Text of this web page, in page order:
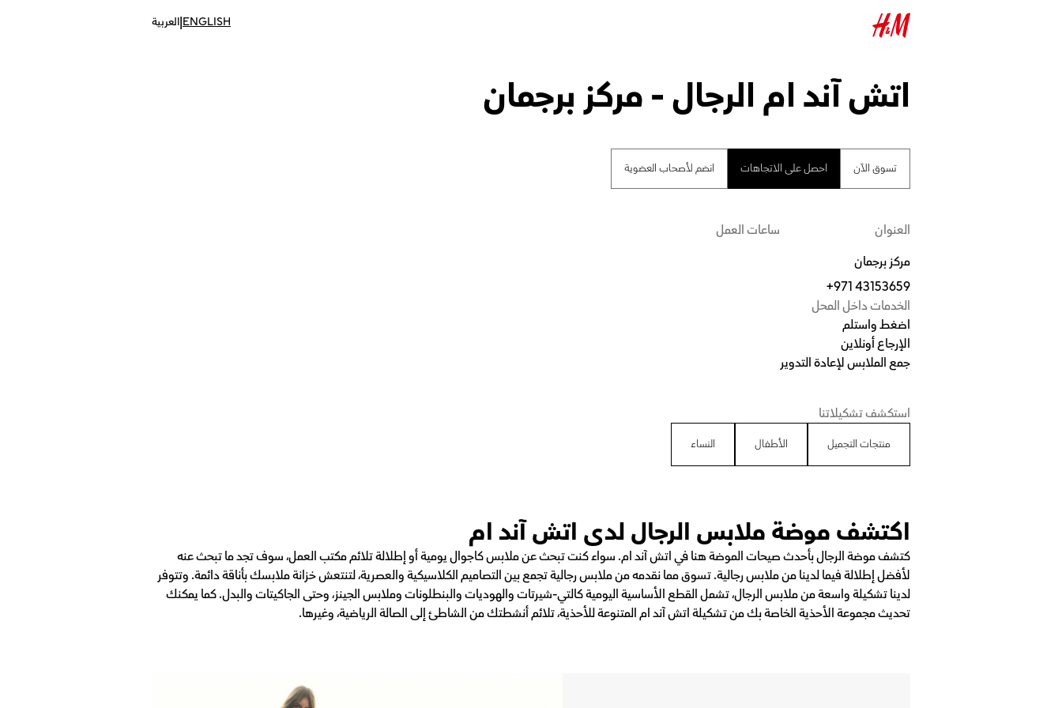
ENGLISH
|العربية
اتش آند ام الرجال - مركز برجمان
تسوق الآن احصل على الاتجاهات انضم لأصحاب العضوية
العنوان
مركز برجمان
+971 43153659
الخدمات داخل المحل
اضغط واستلم
الإرجاع أونلاين
جمع الملابس لإعادة التدوير
ساعات العمل
استكشف تشكيلاتنا
منتجات التجميل الأطفال النساء
اكتشف موضة ملابس الرجال لدى اتش آند ام
كتشف موضة الرجال بأحدث صيحات الموضة هنا في اتش آند ام. سواء كنت تبحث عن ملابس كاجوال يومية أو إطلالة تلائم مكتب العمل، سوف تجد ما تبحث عنه
لأفضل إطلالة فيما لدينا من ملابس رجالية. تسوق مما نقدمه من ملابس رجالية تجمع بين التصاميم الكلاسيكية والعصرية، لتنتعش خزانة ملابسك بأناقة دائمة. وتتوفر
لدينا تشكيلة واسعة من ملابس الرجال، تشمل القطع الأساسية اليومية كالتي-شيرتات والهوديات والبنطلونات وملابس الجينز، وحتى الجاكيتات والبدل. كما يمكنك
تحديث مجموعة الأحذية الخاصة بك من تشكيلة اتش آند ام المتنوعة للأحذية، تلائم أنشطتك من الشاطئ إلى الصالة الرياضية، وغيرها.